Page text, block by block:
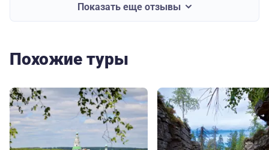
Показать еще отзывы
Похожие туры